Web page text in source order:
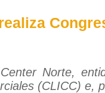
Norte,
(CLICC) e,